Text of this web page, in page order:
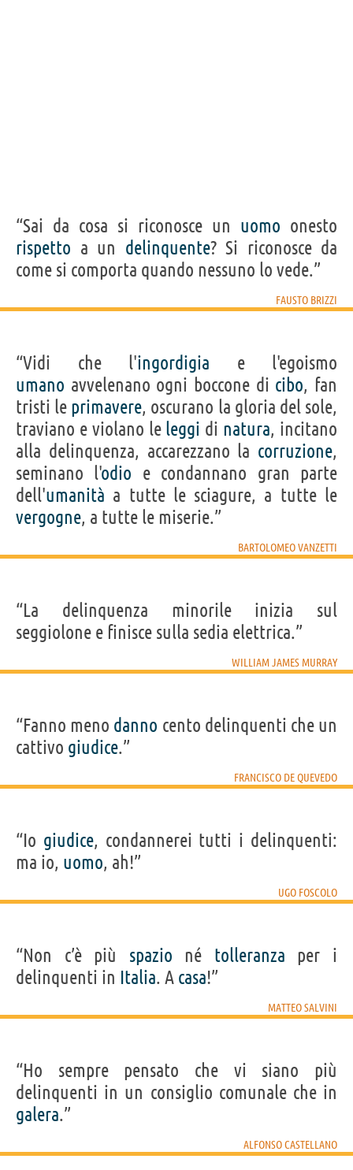
“Sai da cosa si riconosce un uomo onesto
rispetto a un delinquente? Si riconosce da
come si comporta quando nessuno lo vede.”
FAUSTO BRIZZI
“Vidi che l'ingordigia e l'egoismo
umano avvelenano ogni boccone di cibo, fan
tristi le primavere, oscurano la gloria del sole,
traviano e violano le leggi di natura, incitano
alla delinquenza, accarezzano la corruzione,
seminano l'odio e condannano gran parte
dell'umanità a tutte le sciagure, a tutte le
vergogne, a tutte le miserie.”
BARTOLOMEO VANZETTI
“La delinquenza minorile inizia sul
seggiolone e finisce sulla sedia elettrica.”
WILLIAM JAMES MURRAY
“Fanno meno danno cento delinquenti che un
cattivo giudice.”
FRANCISCO DE QUEVEDO
“Io giudice, condannerei tutti i delinquenti:
ma io, uomo, ah!”
UGO FOSCOLO
“Non c’è più spazio né tolleranza per i
delinquenti in Italia. A casa!”
MATTEO SALVINI
“Ho sempre pensato che vi siano più
delinquenti in un consiglio comunale che in
galera.”
ALFONSO CASTELLANO